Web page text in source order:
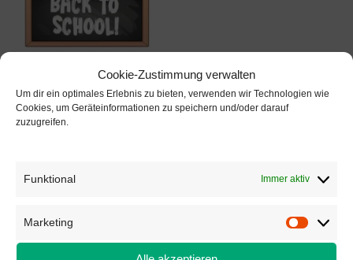
Cookie-Zustimmung verwalten
Um dir ein optimales Erlebnis zu bieten, verwenden wir Technologien wie
Cookies, um Geräteinformationen zu speichern und/oder darauf
zuzugreifen.
Funktional Immer aktiv
Marketing